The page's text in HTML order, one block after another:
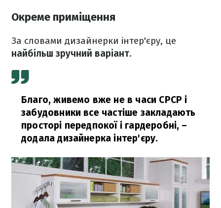
Окреме приміщення
За словами дизайнерки інтер'єру, це
найбільш зручний варіант.
Благо, живемо вже не в часи СРСР і
забудовники все частіше закладають
просторі передпокої і гардеробні, –
додала дизайнерка інтер'єру.